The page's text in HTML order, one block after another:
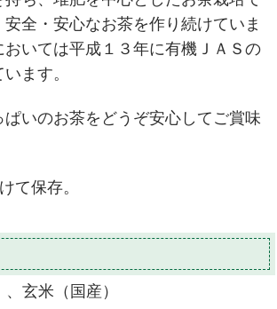
全・安心なお茶を作り続けていま
いては平成１３年に有機ＪＡＳの
ます。
ぱいのお茶をどうぞ安心してご賞味
て保存。
玄米（国産）